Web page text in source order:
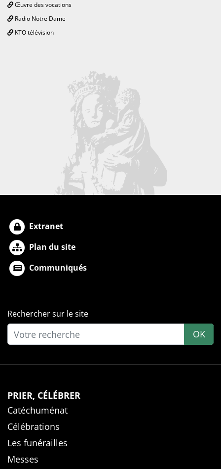
Œuvre des vocations
Radio Notre Dame
KTO télévision
Extranet
Plan du site
Communiqués
Rechercher sur le site
OK
PRIER, CÉLÉBRER
Catéchuménat
Célébrations
Les funérailles
Messes